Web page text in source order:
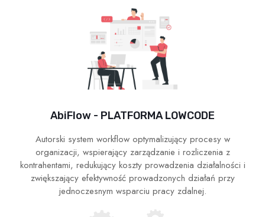
AbiFlow - PLATFORMA LOWCODE
Autorski system workflow optymalizujący procesy w
organizacji, wspierający zarządzanie i rozliczenia z
kontrahentami, redukujący koszty prowadzenia działalności i
zwiększający efektywność prowadzonych działań przy
jednoczesnym wsparciu pracy zdalnej.